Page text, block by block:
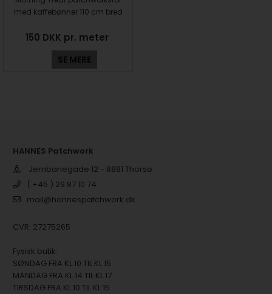
med kaffebønner 110 cm bred
150 DKK pr. meter
SE MERE
HANNES Patchwork
Jernbanegade 12 - 8881 Thorsø
( +45 ) 29 87 10 74
mail@hannespatchwork.dk
CVR: 27275265
Fysisk butik:
SØNDAG FRA KL 10 TIL KL 15
MANDAG FRA KL 14 TIL KL 17
TIRSDAG FRA KL 10 TIL KL 15